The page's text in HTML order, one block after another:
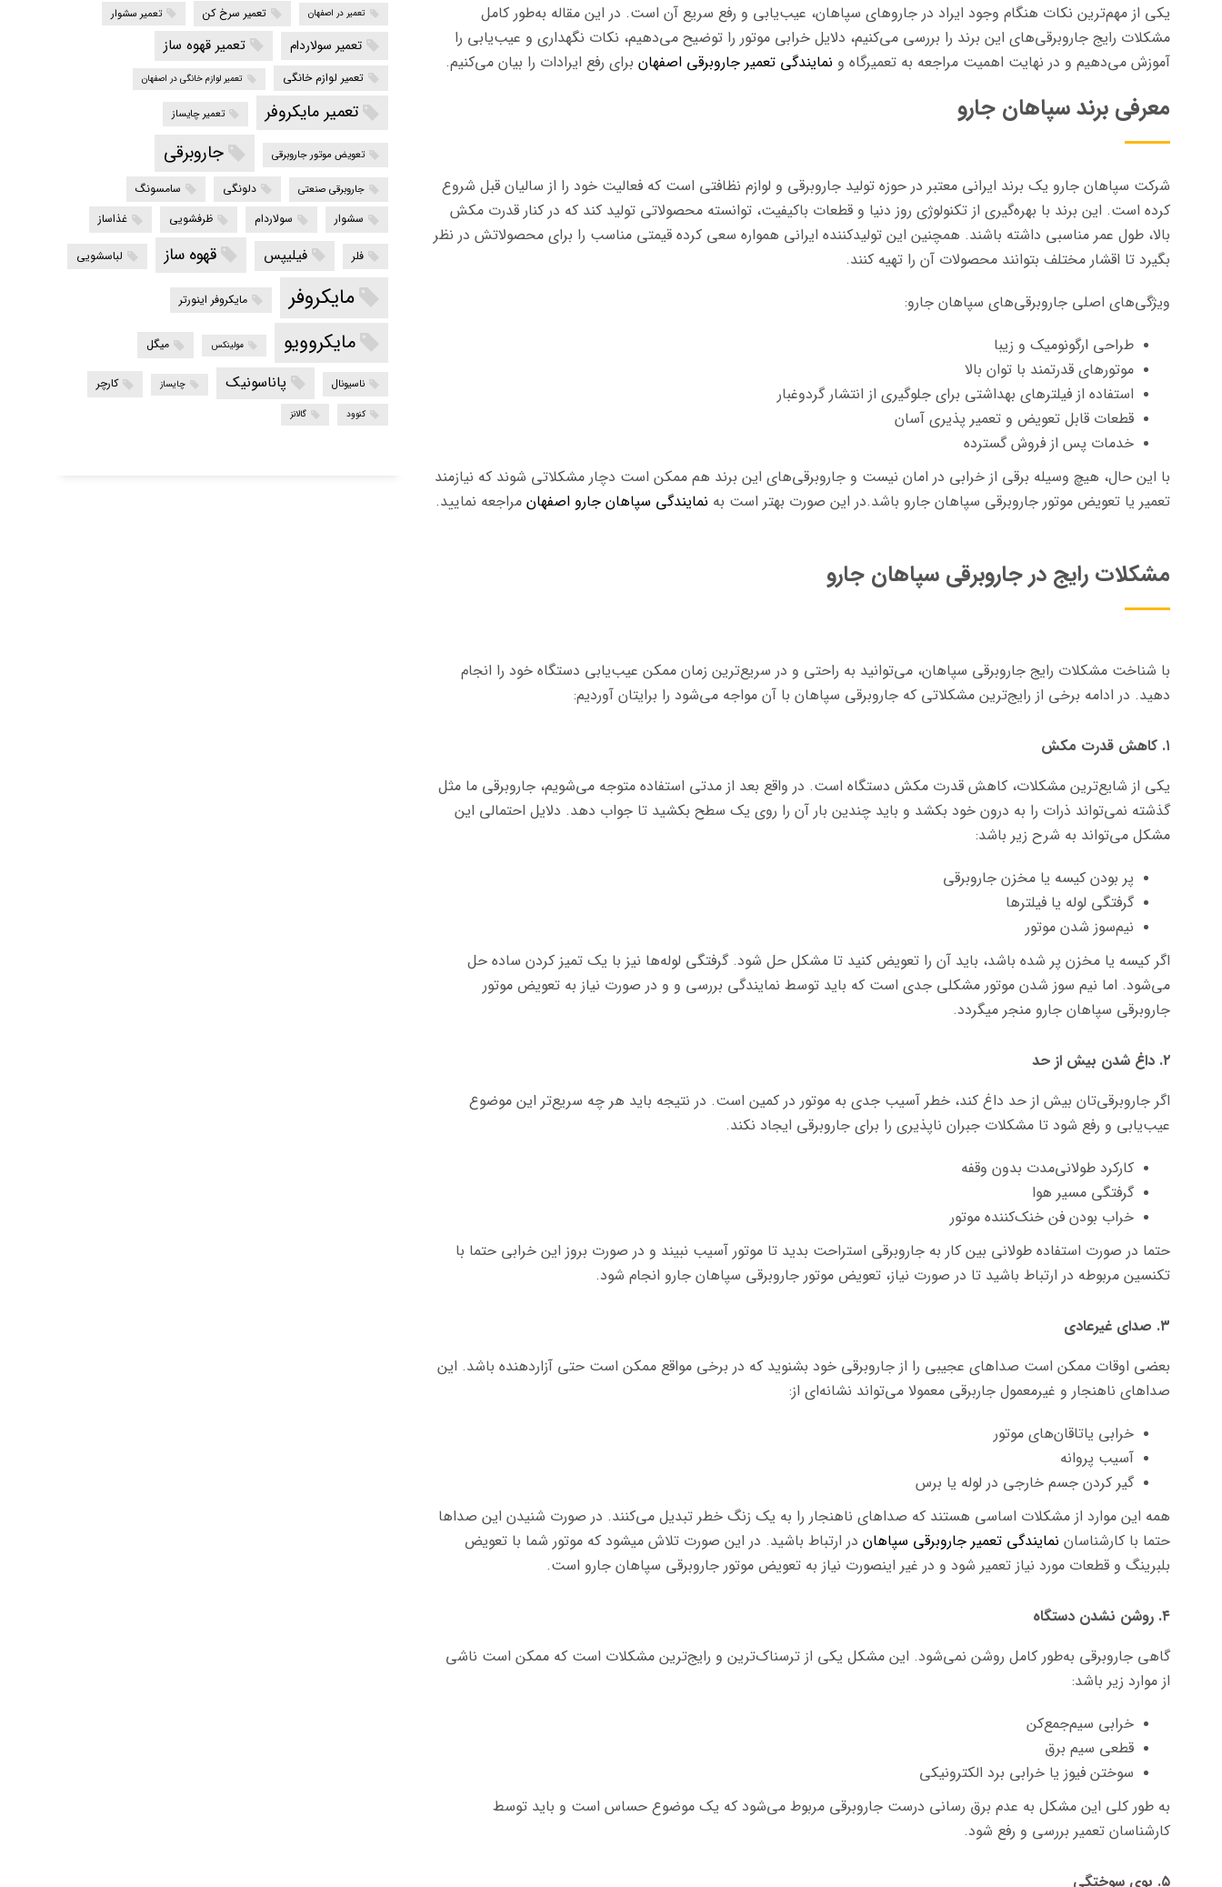
یکی از مهم‌ترین نکات هنگام وجود ایراد در جارو‌های سپاهان، عیب‌یابی و رفع سریع آن است. در این مقاله به‌طور کامل
مشکلات رایج جاروبرقی‌های این برند را بررسی می‌کنیم، دلایل خرابی موتور را توضیح می‌دهیم، نکات نگهداری و عیب‌یابی را
آموزش می‌دهیم و در نهایت اهمیت مراجعه به تعمیرگاه و نمایندگی تعمیر جاروبرقی اصفهان برای رفع ایرادات را بیان می‌کنیم.
معرفی برند سپاهان جارو
شرکت سپاهان جارو یک برند ایرانی معتبر در حوزه تولید جاروبرقی و لوازم نظافتی است که فعالیت خود را از سالیان قبل شروع
کرده است. این برند با بهره‌گیری از تکنولوژی روز دنیا و قطعات باکیفیت، توانسته محصولاتی تولید کند که در کنار قدرت مکش
بالا، طول عمر مناسبی داشته باشند. همچنین این تولید‌کننده ایرانی همواره سعی کرده قیمتی مناسب را برای محصولاتش در نظر
بگیرد تا اقشار مختلف بتوانند محصولات آن را تهیه کنند.
ویژگی‌های اصلی جاروبرقی‌های سپاهان جارو:
طراحی ارگونومیک و زیبا
موتورهای قدرتمند با توان بالا
استفاده از فیلترهای بهداشتی برای جلوگیری از انتشار گردوغبار
قطعات قابل تعویض و تعمیر پذیری آسان
خدمات پس از فروش گسترده
با این حال، هیچ وسیله برقی از خرابی در امان نیست و جاروبرقی‌های این برند هم ممکن است دچار مشکلاتی شوند که نیازمند
تعمیر یا تعویض موتور جاروبرقی سپاهان جارو باشد.در این صورت بهتر است به نمایندگی سپاهان جارو اصفهان مراجعه نمایید.
مشکلات رایج در جاروبرقی سپاهان جارو
با شناخت مشکلات رایج جاروبرقی سپاهان، می‌توانید به راحتی و در سریع‌ترین زمان ممکن عیب‌یابی دستگاه خود را انجام
دهید. در ادامه برخی از رایج‌ترین مشکلاتی که جاروبرقی سپاهان با آن مواجه می‌شود را برایتان آوردیم:
۱. کاهش قدرت مکش
یکی از شایع‌ترین مشکلات، کاهش قدرت مکش دستگاه است. در واقع بعد از مدتی استفاده متوجه می‌شویم، جاروبرقی ما مثل
گذشته نمی‌تواند ذرات را به درون خود بکشد و باید چندین بار آن را روی یک سطح بکشید تا جواب دهد. دلایل احتمالی این
مشکل می‌تواند به شرح زیر باشد:
پر بودن کیسه یا مخزن جاروبرقی
گرفتگی لوله یا فیلترها
نیم‌سوز شدن موتور
اگر کیسه یا مخزن پر شده باشد، باید آن را تعویض کنید تا مشکل حل شود. گرفتگی لوله‌ها نیز با یک تمیز کردن ساده حل
می‌شود. اما نیم سوز شدن موتور مشکلی جدی است که باید توسط نمایندگی بررسی و و در صورت نیاز به تعویض موتور
جاروبرقی سپاهان جارو منجر میگردد.
۲. داغ شدن بیش از حد
اگر جاروبرقی‌تان بیش از حد داغ کند، خطر آسیب جدی به موتور در کمین است. در نتیجه باید هر چه سریع‌تر این موضوع
عیب‌یابی و رفع شود تا مشکلات جبران ناپذیری را برای جاروبرقی ایجاد نکند.
کارکرد طولانی‌مدت بدون وقفه
گرفتگی مسیر هوا
خراب بودن فن خنک‌کننده موتور
حتما در صورت استفاده طولانی بین کار به جاروبرقی استراحت بدید تا موتور آسیب نبیند و در صورت بروز این خرابی حتما با
تکنسین مربوطه در ارتباط باشید تا در صورت نیاز، تعویض موتور جاروبرقی سپاهان جارو انجام شود.
۳. صدای غیرعادی
بعضی اوقات ممکن است صدا‌های عجیبی را از جاروبرقی خود بشنوید که در برخی مواقع ممکن است حتی آزار‌دهنده باشد. این
صداهای ناهنجار و غیرمعمول جار‌برقی معمولا می‌تواند نشانه‌ای از:
خرابی یاتاقان‌های موتور
آسیب پروانه
گیر کردن جسم خارجی در لوله یا برس
همه این موارد از مشکلات اساسی هستند که صدا‌های نا‌هنجار را به یک زنگ خطر تبدیل می‌کنند. در صورت شنیدن این صدا‌ها
حتما با کارشناسان نمایندگی تعمیر جاروبرقی سپاهان در ارتباط باشید. در این صورت تلاش میشود که موتور شما با تعویض
بلبرینگ و قطعات مورد نیاز تعمیر شود و در غیر اینصورت نیاز به تعویض موتور جاروبرقی سپاهان جارو است.
۴. روشن نشدن دستگاه
گاهی جاروبرقی به‌طور کامل روشن نمی‌شود. این مشکل یکی از ترسناک‌ترین و رایج‌ترین مشکلات است که ممکن است ناشی
از موارد زیر باشد:
خرابی سیم‌جمع‌کن
قطعی سیم برق
سوختن فیوز یا خرابی برد الکترونیکی
به طور کلی این مشکل به عدم برق رسانی درست جاروبرقی مربوط می‌شود که یک موضوع حساس است و باید توسط
کارشناسان تعمیر بررسی و رفع شود.
۵. بوی سوختگی
تعمیر در اصفهان تعمیر سرخ کن تعمیر سشوار
تعمیر سولاردام تعمیر قهوه ساز
تعمیر لوازم خانگی تعمیر لوازم خانگی در اصفهان
تعمیر مایکروفر تعمیر چایساز
تعویض موتور جاروبرقی جاروبرقی
جاروبرقی صنعتی دلونگی
سامسونگ
سشوار
سولاردام ظرفشویی غذاساز
فلر فیلیپس قهوه ساز لباسشویی
مایکروفر مایکروفر اینورتر
مایکروویو مولینکس میگل
ناسیونال پاناسونیک چایساز کارچر
کنوود گالانز